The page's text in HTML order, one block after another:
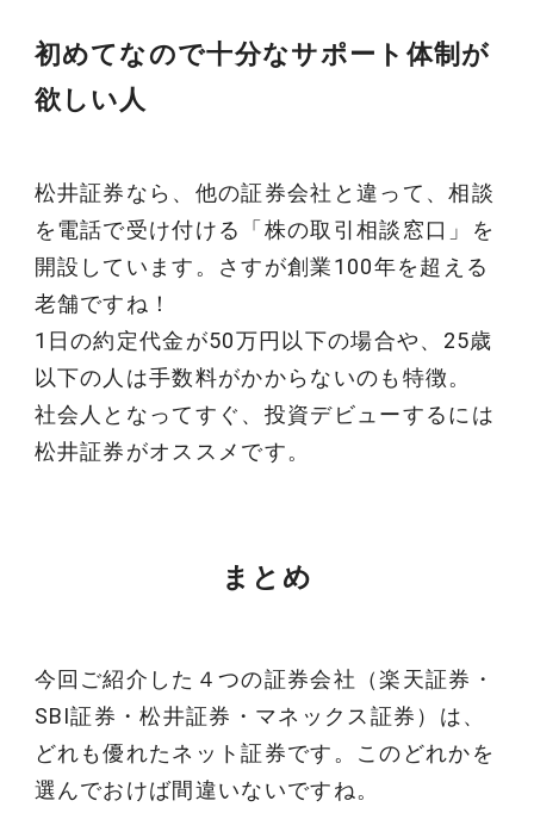
初めてなので十分なサポート体制が
欲しい人
松井証券なら、他の証券会社と違って、相談
を電話で受け付ける「株の取引相談窓口」を
開設しています。さすが創業100年を超える
老舗ですね！
1日の約定代金が50万円以下の場合や、25歳
以下の人は手数料がかからないのも特徴。
社会人となってすぐ、投資デビューするには
松井証券がオススメです。
まとめ
今回ご紹介した４つの証券会社（楽天証券・
SBI証券・松井証券・マネックス証券）は、
どれも優れたネット証券です。このどれかを
選んでおけば間違いないですね。